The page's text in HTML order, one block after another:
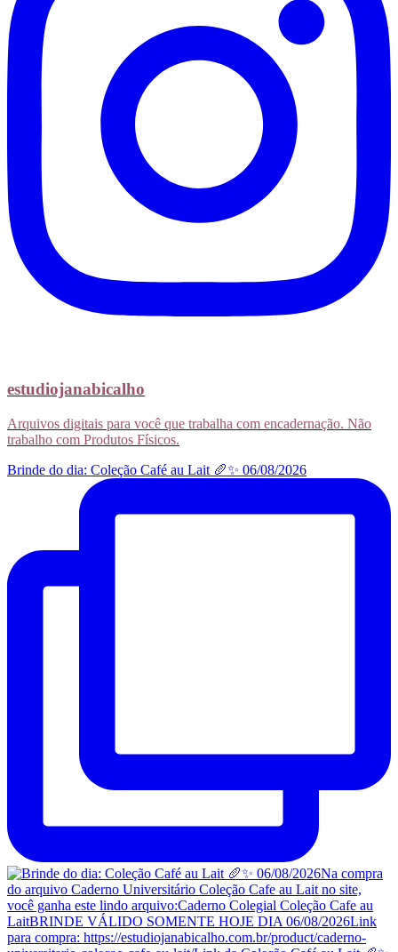
estudiojanabicalho
Arquivos digitais para você que trabalha com encadernação. Não
trabalho com Produtos Físicos.
Brinde do dia: Coleção Café au Lait 🥖✨ 06/08/2026